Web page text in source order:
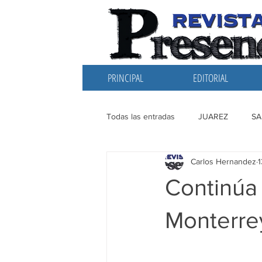
PRINCIPAL EDITORIAL
Todas las entradas JUAREZ
EDITORIAL SANTIAGO
Carlos Hernandez